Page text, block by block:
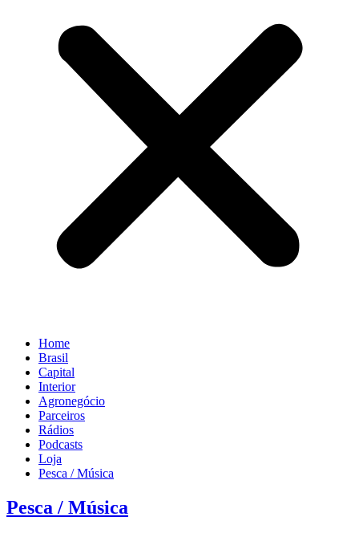
Home
Brasil
Capital
Interior
Agronegócio
Parceiros
Rádios
Podcasts
Loja
Pesca / Música
Pesca / Música